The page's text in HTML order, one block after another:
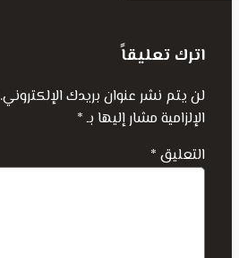
اترك تعليقاً
لن يتم نشر عنوان بريدك الإلكتروني.
الإلزامية مشار إليها بـ*
التعليق *